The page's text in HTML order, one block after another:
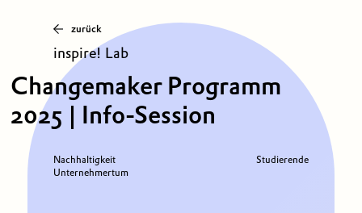
zurück
inspire! Lab
Changemaker Programm
2025 | Info-Session
Nachhaltigkeit
Unternehmertum
Studierende